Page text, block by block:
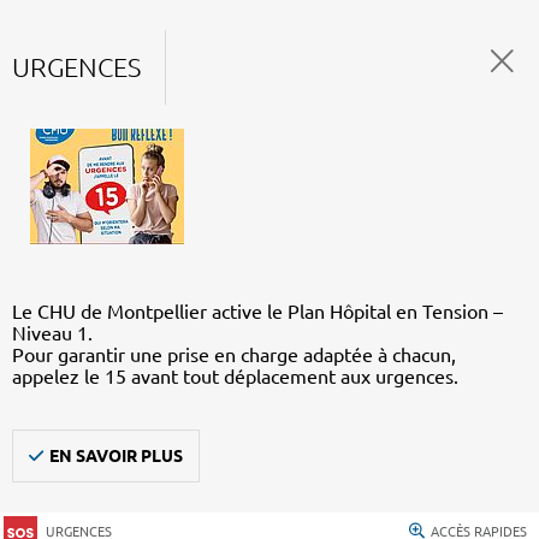
URGENCES
Le CHU de Montpellier active le Plan Hôpital en Tension –
Niveau 1.
Pour garantir une prise en charge adaptée à chacun,
appelez le 15 avant tout déplacement aux urgences.
EN SAVOIR PLUS
URGENCES ACCÈS RAPIDES